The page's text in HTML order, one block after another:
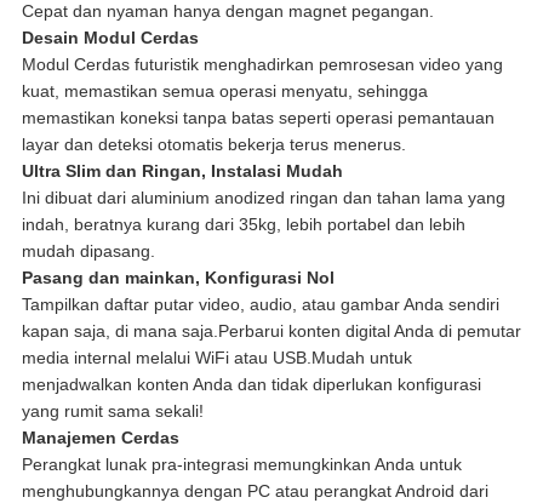
Cepat dan nyaman hanya dengan magnet pegangan.
Desain Modul Cerdas
Modul Cerdas futuristik menghadirkan pemrosesan video yang
kuat, memastikan semua operasi menyatu, sehingga
memastikan koneksi tanpa batas seperti operasi pemantauan
layar dan deteksi otomatis bekerja terus menerus.
Ultra Slim dan Ringan, Instalasi Mudah
Ini dibuat dari aluminium anodized ringan dan tahan lama yang
indah, beratnya kurang dari 35kg, lebih portabel dan lebih
mudah dipasang.
Pasang dan mainkan, Konfigurasi Nol
Tampilkan daftar putar video, audio, atau gambar Anda sendiri
kapan saja, di mana saja.Perbarui konten digital Anda di pemutar
media internal melalui WiFi atau USB.Mudah untuk
menjadwalkan konten Anda dan tidak diperlukan konfigurasi
yang rumit sama sekali!
Manajemen Cerdas
Perangkat lunak pra-integrasi memungkinkan Anda untuk
menghubungkannya dengan PC atau perangkat Android dari